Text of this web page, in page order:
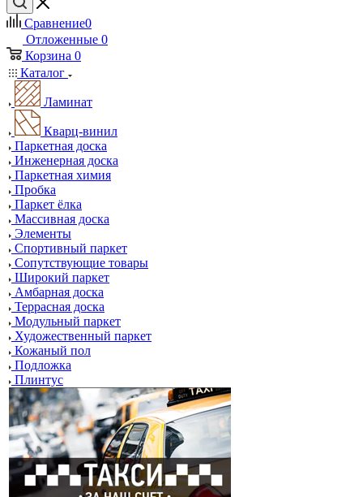
Сравнение0
Отложенные 0
Корзина 0
Каталог
Ламинат
Кварц-винил
Паркетная доска
Инженерная доска
Паркетная химия
Пробка
Паркет ёлка
Массивная доска
Элементы
Спортивный паркет
Сопутствующие товары
Широкий паркет
Амбарная доска
Террасная доска
Модульный паркет
Художественный паркет
Кожаный пол
Подложка
Плинтус